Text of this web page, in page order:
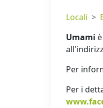
Locali
Umami
Per
Per i